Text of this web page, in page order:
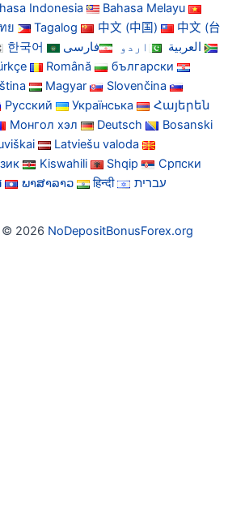
Indonesia
Bahasa Melayu
ย Tagalog 中文 (中国)
中文 (台
한국어 العربية اردو
فارسی
Română
български
Magyar
Slovenčina
Русский Українська
Հայերեն
Монгол хэл Deutsch
Bosanski
Latviešu valoda
Kiswahili Shqip
Српски
ພາສາລາວ हिन्दी עברית
© 2026 NoDepositBonusForex.org